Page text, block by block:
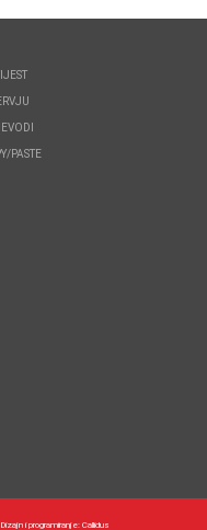
PASTE
Dizajn i programiranje: Callidus